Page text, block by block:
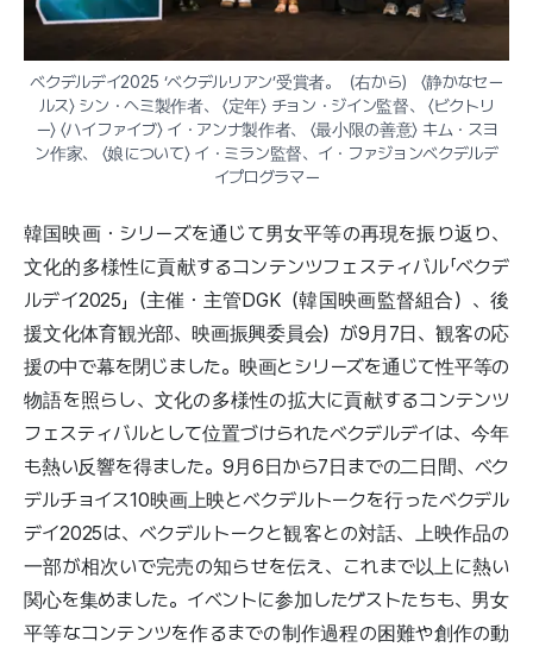
ベクデルデイ2025 ‘ベクデルリアン’受賞者。（右から） 〈静かなセー
ルス〉 シン・ヘミ製作者、 〈定年〉 チョン・ジイン監督、 〈ビクトリ
ー〉 〈ハイファイブ〉 イ・アンナ製作者、 〈最小限の善意〉 キム・スヨ
ン作家、 〈娘について〉 イ・ミラン監督、イ・ファジョンベクデルデ
イプログラマー
韓国映画・シリーズを通じて男女平等の再現を振り返り、
文化的多様性に貢献するコンテンツフェスティバル「ベクデ
ルデイ2025」（主催・主管DGK（韓国映画監督組合）、後
援文化体育観光部、映画振興委員会）が9月7日、観客の応
援の中で幕を閉じました。映画とシリーズを通じて性平等の
物語を照らし、文化の多様性の拡大に貢献するコンテンツ
フェスティバルとして位置づけられたベクデルデイは、今年
も熱い反響を得ました。9月6日から7日までの二日間、ベク
デルチョイス10映画上映とベクデルトークを行ったベクデル
デイ2025は、ベクデルトークと観客との対話、上映作品の
一部が相次いで完売の知らせを伝え、これまで以上に熱い
関心を集めました。イベントに参加したゲストたちも、男女
平等なコンテンツを作るまでの制作過程の困難や創作の動